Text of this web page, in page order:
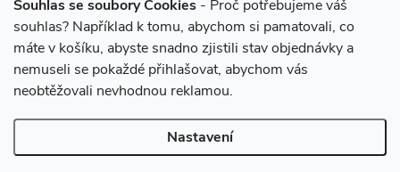
Souhlas se soubory Cookies - Proč potřebujeme váš
souhlas? Například k tomu, abychom si pamatovali, co
máte v košíku, abyste snadno zjistili stav objednávky a
nemuseli se pokaždé přihlašovat, abychom vás
neobtěžovali nevhodnou reklamou.
Nastavení
Instagram
e-cigarety.cz. Všechna práva vyhrazena.
nastavení cookies